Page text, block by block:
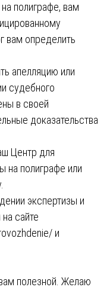
полиграфе, вам
вам определить
апелляцию или
судебного
в своей
доказательства
Центр для
на полиграфе или
экспертизы и
сайте
и
полезной. Желаю